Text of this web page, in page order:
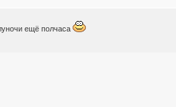
ещё полчаса